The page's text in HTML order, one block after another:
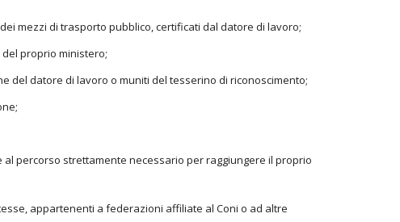
mezzi di trasporto pubblico, certificati dal datore di lavoro;
proprio ministero;
del datore di lavoro o muniti del tesserino di riconoscimento;
percorso strettamente necessario per raggiungere il proprio
appartenenti a federazioni affiliate al Coni o ad altre